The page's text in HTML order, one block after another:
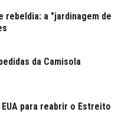
rebeldia: a "jardinagem de
da Camisola
para reabrir o Estreito